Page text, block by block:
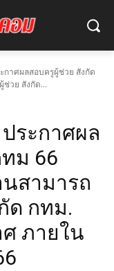
กาศผลสอบครูผู้ช่วย สังกัด
วย สังกัด...
ระกาศผล
ม 66
สามารถ
ด กทม.
ภายใน